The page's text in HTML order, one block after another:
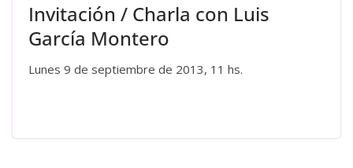
Invitación / Charla con Luis
García Montero
Lunes 9 de septiembre de 2013, 11 hs.